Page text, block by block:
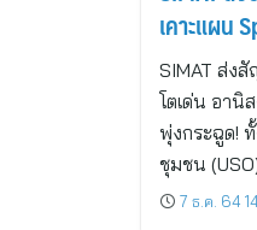
เคาะแผน
SIMAT ส่ง
โตเด่น อานิ
พุ่งกระฉูด! ทั้
ชุมชน
7 ธ.ค. 64